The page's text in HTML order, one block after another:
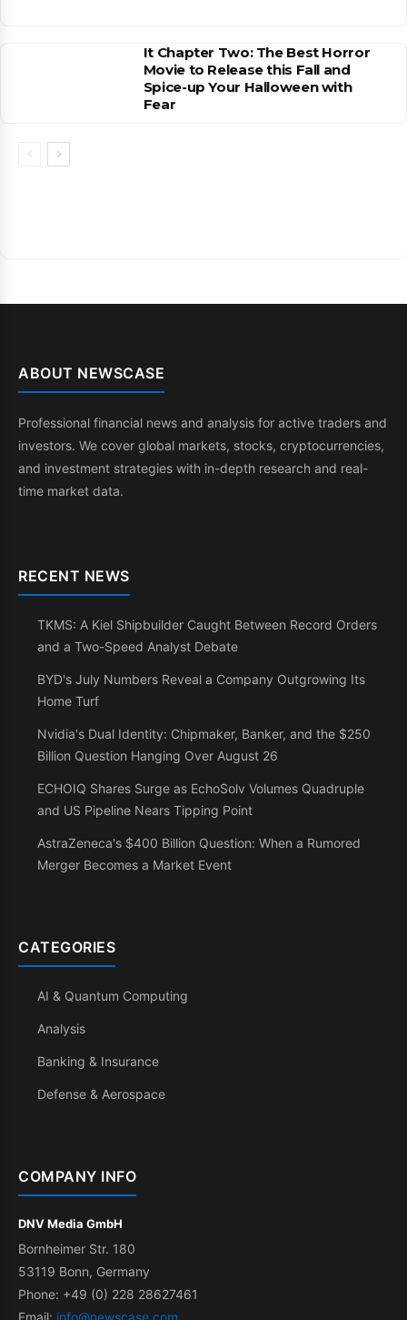
It Chapter Two: The Best Horror
Movie to Release this Fall and
Spice-up Your Halloween with
Fear
ABOUT NEWSCASE
Professional financial news and analysis for active traders and
investors. We cover global markets, stocks, cryptocurrencies,
and investment strategies with in-depth research and real-
time market data.
RECENT NEWS
TKMS: A Kiel Shipbuilder Caught Between Record Orders
and a Two-Speed Analyst Debate
BYD's July Numbers Reveal a Company Outgrowing Its
Home Turf
Nvidia's Dual Identity: Chipmaker, Banker, and the $250
Billion Question Hanging Over August 26
ECHOIQ Shares Surge as EchoSolv Volumes Quadruple
and US Pipeline Nears Tipping Point
AstraZeneca's $400 Billion Question: When a Rumored
Merger Becomes a Market Event
CATEGORIES
AI & Quantum Computing
Analysis
Banking & Insurance
Defense & Aerospace
COMPANY INFO
DNV Media GmbH
Bornheimer Str. 180
53119 Bonn, Germany
Phone: +49 (0) 228 28627461
Email: info@newscase.com